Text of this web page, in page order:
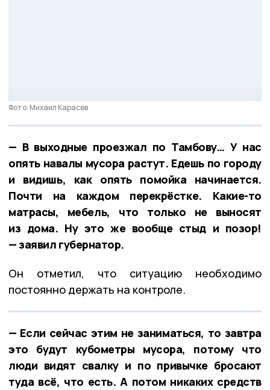
Фото: Михаил Карасев
— В выходные проезжал по Тамбову… У нас
опять навалы мусора растут. Едешь по городу
и видишь, как опять помойка начинается.
Почти на каждом перекрёстке. Какие-то
матрасы, мебель, что только не выносят
из дома. Ну это же вообще стыд и позор!
— заявил губернатор.
Он отметил, что ситуацию необходимо
постоянно держать на контроле.
— Если сейчас этим не заниматься, то завтра
это будут кубометры мусора, потому что
люди видят свалку и по привычке бросают
туда всё, что есть. А потом никаких средств